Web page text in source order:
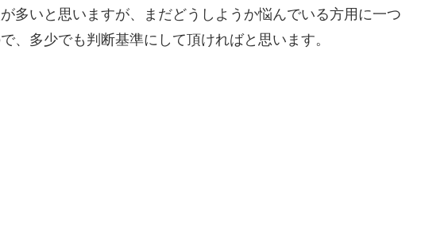
多いと思いますが、まだどうしようか悩んでいる方用に一つ
、多少でも判断基準にして頂ければと思います。